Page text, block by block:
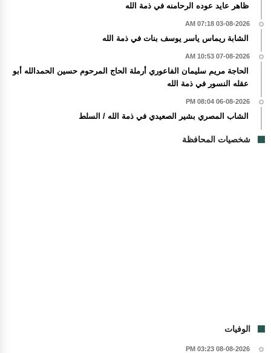
ظاهر عايد عوده الرحامنه في ذمة الله
03-08-2026 07:18 AM
الشابة ريماس ياسر يوسف بنات في ذمة الله
07-08-2026 10:53 AM
الحاجة مريم سليمان الفاعوري أرملة الحاج المرحوم حسين الحمدالله أبو
عقله النسور في ذمة الله
06-08-2026 08:04 PM
الشاب المصري بشير الصعيدي في ذمة الله / السلط
شخصيات المحافظة
الوفيات
08-08-2026 03:23 PM